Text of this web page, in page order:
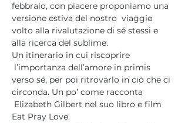
febbraio, con piacere proponiamo una
versione estiva del nostro  viaggio
volto alla rivalutazione di sé stessi e
alla ricerca del sublime.
Un itinerario in cui riscoprire
l’importanza dell’amore in primis
verso sé, per poi ritrovarlo in ciò che ci
circonda. Un po’ come racconta
Elizabeth Gilbert nel suo libro e film
Eat Pray Love.